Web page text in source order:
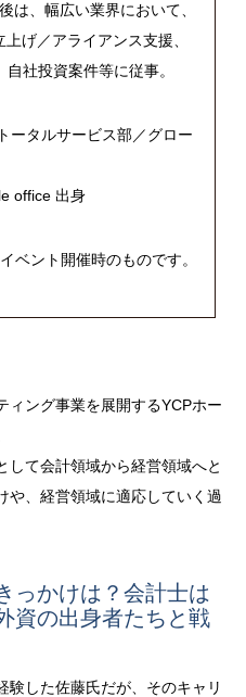
は、幅広い業界において、
げ／アライアンス支援、
社投資案件等に従事。
ータルサービス部／グロー
office 出身
ベント開催時のものです。
ィング事業を展開するYCPホー
して会計領域から経営領域へと
や、経営領域に適応していく過
っかけは？会計士は
資の出身者たちと戦
験した佐藤氏だが、そのキャリ